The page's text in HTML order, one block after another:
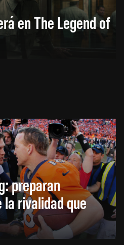
en The Legend of
preparan
rivalidad que